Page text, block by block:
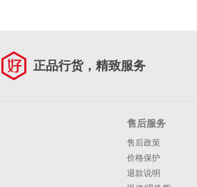
正品行货，精致服务
售后服务
售后政策
价格保护
退款说明